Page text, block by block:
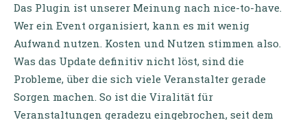
Das Plugin ist unserer Meinung nach nice-to-have.
Wer ein Event organisiert, kann es mit wenig
Aufwand nutzen. Kosten und Nutzen stimmen also.
Was das Update definitiv nicht löst, sind die
Probleme, über die sich viele Veranstalter gerade
Sorgen machen. So ist die Viralität für
Veranstaltungen geradezu eingebrochen, seit dem